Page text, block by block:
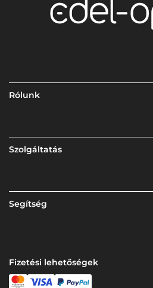
Rólunk
Szolgáltatás
Segítség
Fizetési lehetőségek